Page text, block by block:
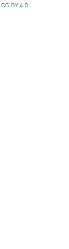
CC BY 4.0